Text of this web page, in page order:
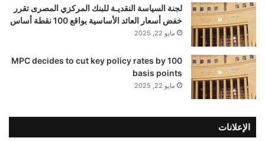
لجنة السياسة النقديـة للبنك المركزي المصرى تقرر
خفض أسعار العائد الأساسية بواقع 100 نقطة أساس
مايو 22, 2025
MPC decides to cut key policy rates by 100
basis points
مايو 22, 2025
الإعلانات